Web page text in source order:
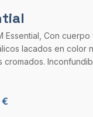
Essential, Con cuerpo
lacados en color
cromados.
€